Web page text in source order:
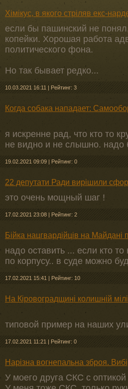
Хімікус, в якого стріляв екс-
если бы пашинский не
копейки. Хорошая работа
политического фона.
Но так бывает редко...
10.03.2021 16:11 | Рейтинг: 3
Когда собака нападает:
я искренне рад, что кто то
не видно и не слышно. надо
19.02.2021 09:09 | Рейтинг: 0
22 депутати Ради вирішили
это очень мощный шаг !
17.02.2021 23:08 | Рейтинг: 2
Бійка нацгвардійців на
надо оставить ... если кто
по корпусу.. в суде можно
17.02.2021 15:41 | Рейтинг: 10
На Кіровоградщині колишній
типовой пример на наших
17.02.2021 11:21 | Рейтинг: 0
Нарізна вогнепальна зброя.
У моего друга СКС с